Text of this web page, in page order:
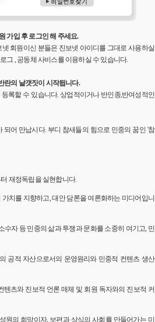
가입 후 로그인 해 주세요.
회원이신 분들은 진보넷 아이디를 그대로 사용하실
그 , 공동체 사비스를 이용하실 수 있습니다.
란의 날갯짓이 시작됩니다.
록할 수 있습니다. 상업적이거나 반인종,반여성적인
어 만납시다. 부디 참새들의 힘으로 민중의 꿈인 '참
재정독립을 실현합니다.
치를 지향하고, 대안 담론을 여론화하는 미디어입니
수자 등 민중의 삶과 투쟁과 문화를 소중히 여기고, 민
공적 자산으로서의 운영원리와 민중적 컨텐츠 생산
텐츠와 진보적 언론 매체 및 회원 독자와의 진보적 커
원의 희망이자, 보편과 상식의 사회를 만들어가는 미